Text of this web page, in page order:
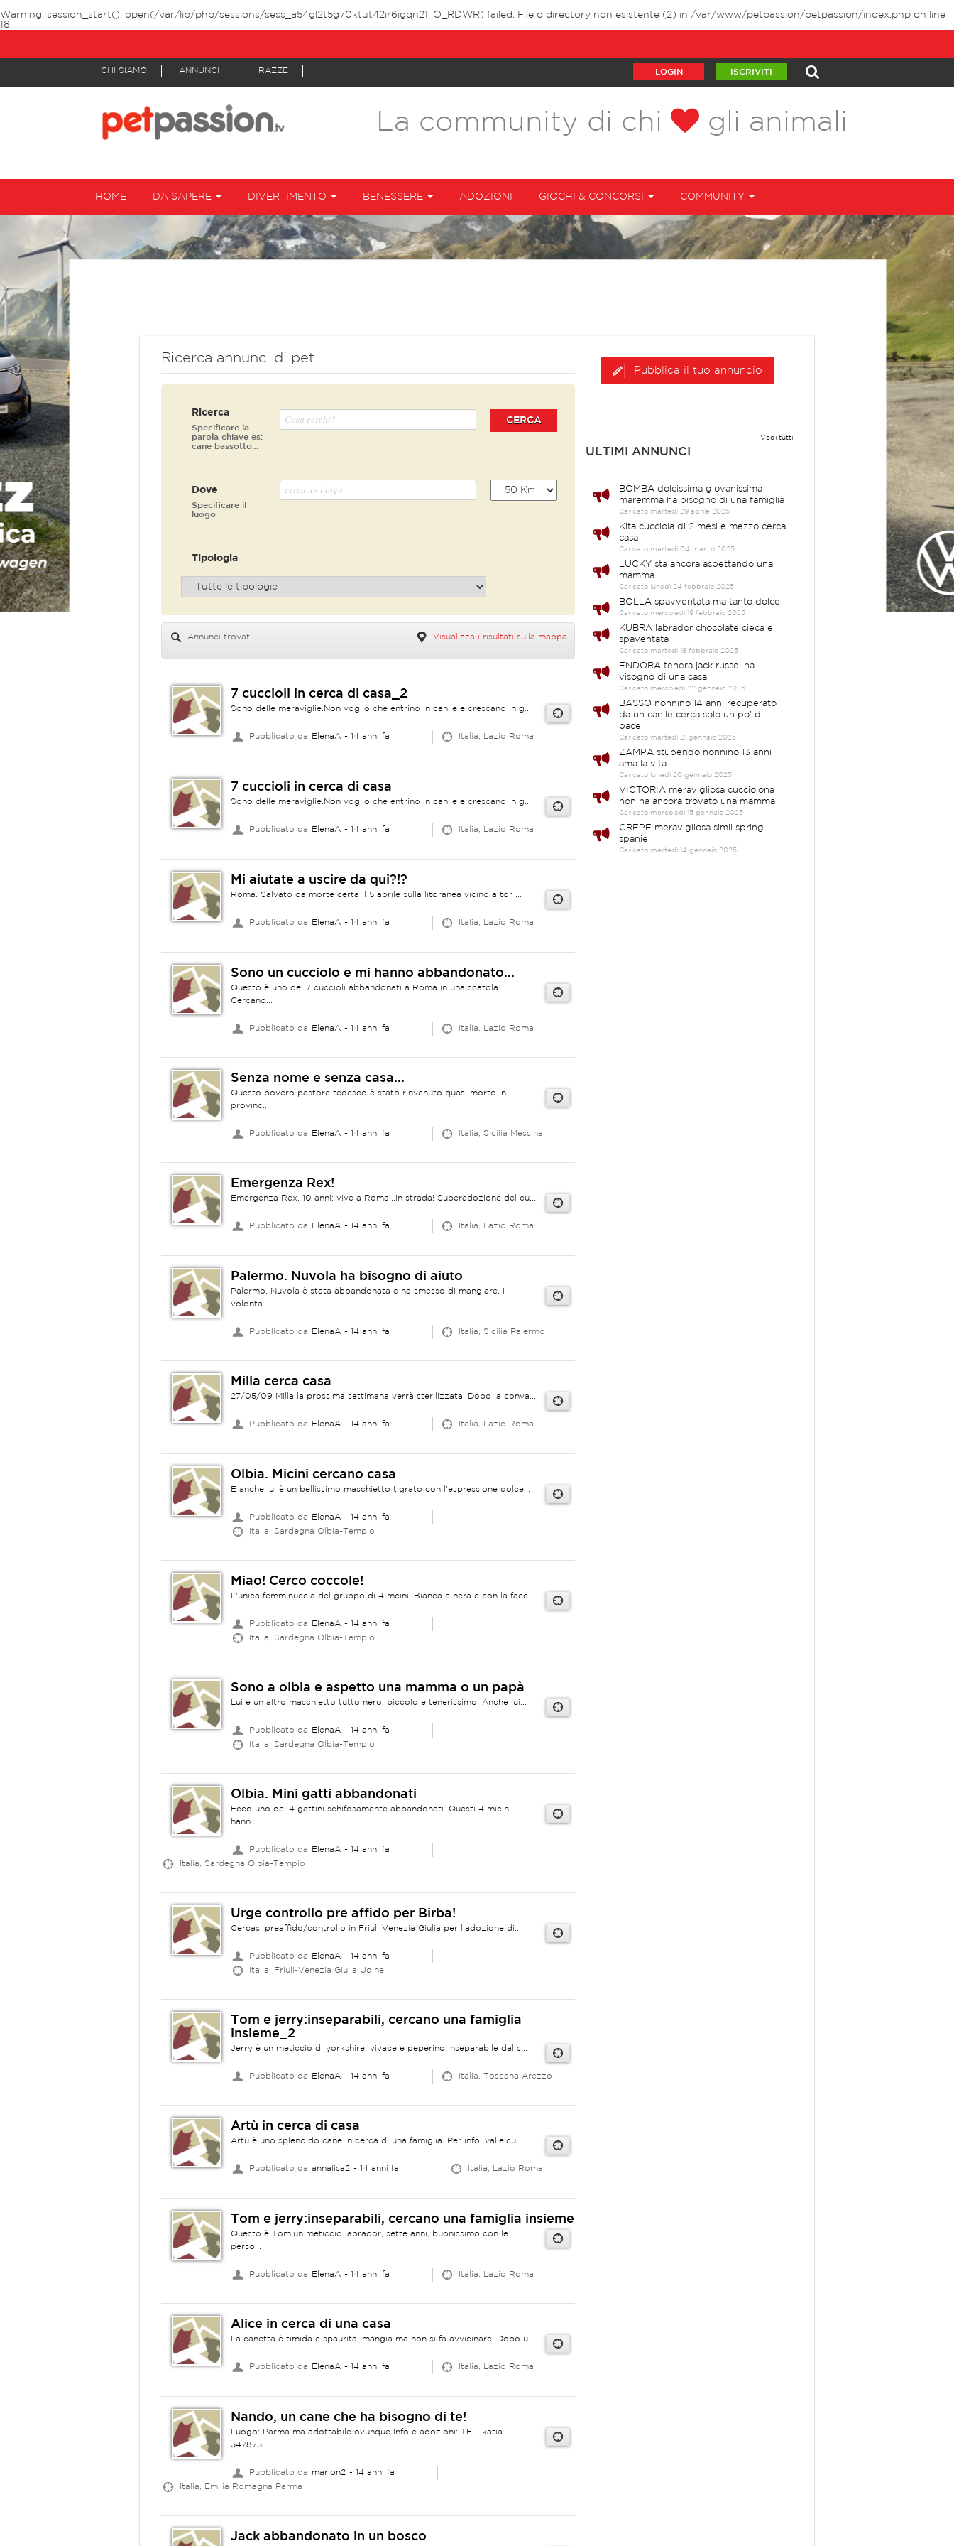
Warning: session_start(): open(/var/lib/php/sessions/sess_a54gl2t5g70ktut42ir6igqn21, O_RDWR) failed: File o directory non esistente (2) in /var/www/petpassion/petpassion/index.php on line
18
CHI SIAMO ANNUNCI RAZZE LOGIN ISCRIVITI
La community di chi gli animali
HOME DA SAPERE DIVERTIMENTO BENESSERE ADOZIONI GIOCHI & CONCORSI COMMUNITY
Ricerca annunci di pet
Ricerca
Specificare la
parola chiave es:
cane bassotto...
CERCA
Dove
Specificare il
luogo
Tipologia
Annunci trovati Visualizza i risultati sulla mappa
7 cuccioli in cerca di casa_2
Sono delle meraviglie.Non voglio che entrino in canile e crescano in g...
Pubblicato da ElenaA - 14 anni fa Italia, Lazio Roma
7 cuccioli in cerca di casa
Sono delle meraviglie.Non voglio che entrino in canile e crescano in g...
Pubblicato da ElenaA - 14 anni fa Italia, Lazio Roma
Mi aiutate a uscire da qui?!?
Roma. Salvato da morte certa il 5 aprile sulla litoranea vicino a tor ...
Pubblicato da ElenaA - 14 anni fa Italia, Lazio Roma
Sono un cucciolo e mi hanno abbandonato...
Questo è uno dei 7 cuccioli abbandonati a Roma in una scatola.
Cercano...
Pubblicato da ElenaA - 14 anni fa Italia, Lazio Roma
Senza nome e senza casa...
Questo povero pastore tedesco è stato rinvenuto quasi morto in
provinc...
Pubblicato da ElenaA - 14 anni fa Italia, Sicilia Messina
Emergenza Rex!
Emergenza Rex, 10 anni: vive a Roma...in strada! Superadozione del cu...
Pubblicato da ElenaA - 14 anni fa Italia, Lazio Roma
Palermo. Nuvola ha bisogno di aiuto
Palermo. Nuvola è stata abbandonata e ha smesso di mangiare. I
volonta...
Pubblicato da ElenaA - 14 anni fa Italia, Sicilia Palermo
Milla cerca casa
27/05/09 Milla la prossima settimana verrà sterilizzata. Dopo la conva...
Pubblicato da ElenaA - 14 anni fa Italia, Lazio Roma
Olbia. Micini cercano casa
E anche lui è un bellissimo maschietto tigrato con l'espressione dolce...
Pubblicato da ElenaA - 14 anni fa
Italia, Sardegna Olbia-Tempio
Miao! Cerco coccole!
L'unica femminuccia del gruppo di 4 mcini. Bianca e nera e con la facc...
Pubblicato da ElenaA - 14 anni fa
Italia, Sardegna Olbia-Tempio
Sono a olbia e aspetto una mamma o un papà
Lui è un altro maschietto tutto nero, piccolo e tenerissimo! Anche lui...
Pubblicato da ElenaA - 14 anni fa
Italia, Sardegna Olbia-Tempio
Olbia. Mini gatti abbandonati
Ecco uno dei 4 gattini schifosamente abbandonati. Questi 4 micini
hann...
Pubblicato da ElenaA - 14 anni fa
Italia, Sardegna Olbia-Tempio
Urge controllo pre affido per Birba!
Cercasi preaffido/controllo in Friuli Venezia Giulia per l'adozione di...
Pubblicato da ElenaA - 14 anni fa
Italia, Friuli-Venezia Giulia Udine
Tom e jerry:inseparabili, cercano una famiglia
insieme_2
Jerry è un meticcio di yorkshire, vivace e peperino inseparabile dal s...
Pubblicato da ElenaA - 14 anni fa Italia, Toscana Arezzo
Artù in cerca di casa
Artù è uno splendido cane in cerca di una famiglia. Per info: valle.cu...
Pubblicato da annalisa2 - 14 anni fa Italia, Lazio Roma
Tom e jerry:inseparabili, cercano una famiglia insieme
Questo è Tom,un meticcio labrador, sette anni, buonissimo con le
perso...
Pubblicato da ElenaA - 14 anni fa Italia, Lazio Roma
Alice in cerca di una casa
La canetta è timida e spaurita, mangia ma non si fa avvicinare. Dopo u...
Pubblicato da ElenaA - 14 anni fa Italia, Lazio Roma
Nando, un cane che ha bisogno di te!
Luogo: Parma ma adottabile ovunque Info e adozioni: TEL: katia
347873...
Pubblicato da marlon2 - 14 anni fa
Italia, Emilia Romagna Parma
Jack abbandonato in un bosco
Pubblica il tuo annuncio
ULTIMI ANNUNCI
Vedi tutti
BOMBA dolcissima giovanissima
maremma ha bisogno di una famiglia
Caricato martedì 29 aprile 2025
Kita cucciola di 2 mesi e mezzo cerca
casa
Caricato martedì 04 marzo 2025
LUCKY sta ancora aspettando una
mamma
Caricato lunedì 24 febbraio 2025
BOLLA spavventata ma tanto dolce
Caricato mercoledì 19 febbraio 2025
KUBRA labrador chocolate cieca e
spaventata
Caricato martedì 18 febbraio 2025
ENDORA tenera jack russel ha
visogno di una casa
Caricato mercoledì 22 gennaio 2025
BASSO nonnino 14 anni recuperato
da un canile cerca solo un po' di
pace
Caricato martedì 21 gennaio 2025
ZAMPA stupendo nonnino 13 anni
ama la vita
Caricato lunedì 20 gennaio 2025
VICTORIA meravigliosa cucciolona
non ha ancora trovato una mamma
Caricato mercoledì 15 gennaio 2025
CREPE meravigliosa simil spring
spaniel
Caricato martedì 14 gennaio 2025